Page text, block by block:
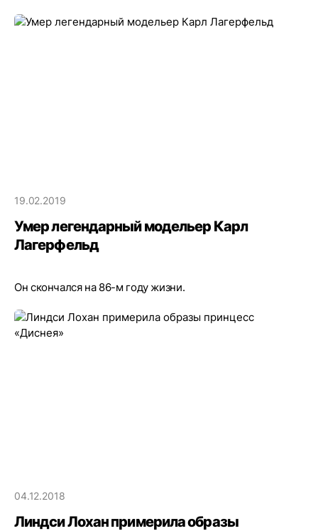
19.02.2019
Умер легендарный модельер Карл
Лагерфельд
Он скончался на 86-м году жизни.
04.12.2018
Линдси Лохан примерила образы